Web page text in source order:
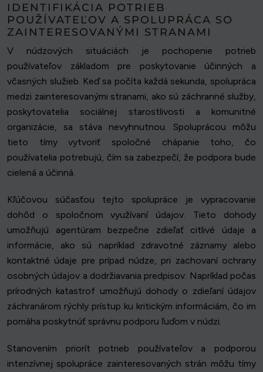
IDENTIFIKÁCIA POTRIEB
POUŽÍVATEĽOV A SPOLUPRÁCA SO
ZAINTERESOVANÝMI STRANAMI
V núdzových situáciách je pochopenie potrieb
používateľov základom pre poskytovanie účinných a
včasných služieb. Keď sa počíta každá sekunda, spolupráca
medzi zainteresovanými stranami, ako sú záchranné služby,
poskytovatelia sociálnej starostlivosti a komunitné
organizácie, sa stáva nevyhnutnou. Spoluprácou môžu
tieto tímy vytvoriť spoločné chápanie toho, čo
používatelia potrebujú, čím sa zabezpečí, že podpora bude
cielená a účinná.
Kľúčovou súčasťou tejto spolupráce je vypracovanie
dohôd o spoločnom využívaní údajov. Tieto dohody
umožňujú agentúram bezpečne zdieľať citlivé údaje a
informácie, ako sú napríklad zdravotné záznamy alebo
kontaktné údaje pre prípad núdze, pri zachovaní ochrany
osobných údajov a dodržiavania predpisov. Napríklad počas
prírodných katastrof umožňujú dohody o zdieľaní údajov
záchranárom rýchly prístup ku kritickým informáciám, čo im
pomáha poskytnúť správnu podporu ľuďom v núdzi.
Stanovením priorít potrieb používateľov a podporou
intenzívnej spolupráce zainteresovaných strán môžu tímy